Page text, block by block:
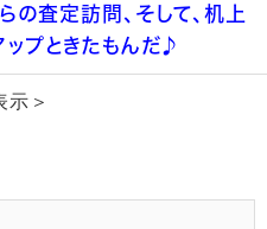
査定訪問、そして、机上
プときたもんだ♪
示＞